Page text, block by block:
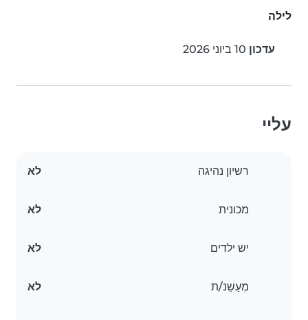
לילה
עדכון
עליי
רשיון נהיגה לא
מכונית לא
יש ילדים לא
מְעַשֵׁנ/ת לא